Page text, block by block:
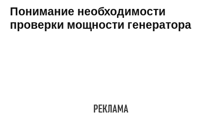
Понимание необходимости
проверки мощности генератора